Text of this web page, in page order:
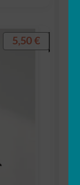
5,50 €